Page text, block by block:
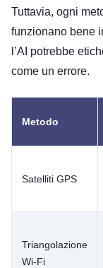
Tuttavia, ogni
funzionano bene
l’AI potrebbe
come un errore.
Metodo
Satelliti GPS
Triangolazione
Wi-Fi